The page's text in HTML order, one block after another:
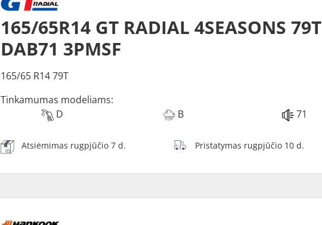
165/65R14 GT RADIAL 4SEASONS 79T
DAB71 3PMSF
165/65 R14 79T
Tinkamumas modeliams:
D
B 71
Atsiėmimas rugpjūčio 7 d. Pristatymas rugpjūčio 10 d.